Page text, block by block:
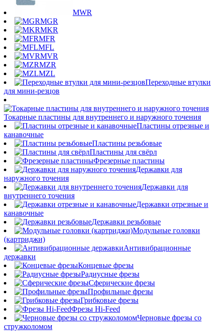
MWR
MGR
MKR
MFR
MFL
MVR
MZR
MZL
Переходные втулки
для мини-резцов
Токарные пластины для внутреннего и наружного точения
Пластины отрезные и
канавочные
Пластины резьбовые
Пластины для свёрл
Фрезерные пластины
Державки для
наружного точения
Державки для
внутреннего точения
Державки отрезные и
канавочные
Державки резьбовые
Модульные головки
(картриджи)
Антивибрационные
державки
Концевые фрезы
Радиусные фрезы
Сферические фрезы
Профильные фрезы
Грибковые фрезы
Фрезы Hi-Feed
Черновые фрезы со
стружколомом